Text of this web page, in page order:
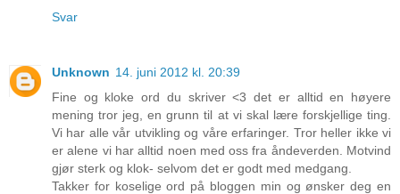
Svar
Unknown 14. juni 2012 kl. 20:39
Fine og kloke ord du skriver <3 det er alltid en høyere
mening tror jeg, en grunn til at vi skal lære forskjellige ting.
Vi har alle vår utvikling og våre erfaringer. Tror heller ikke vi
er alene vi har alltid noen med oss fra åndeverden. Motvind
gjør sterk og klok- selvom det er godt med medgang.
Takker for koselige ord på bloggen min og ønsker deg en